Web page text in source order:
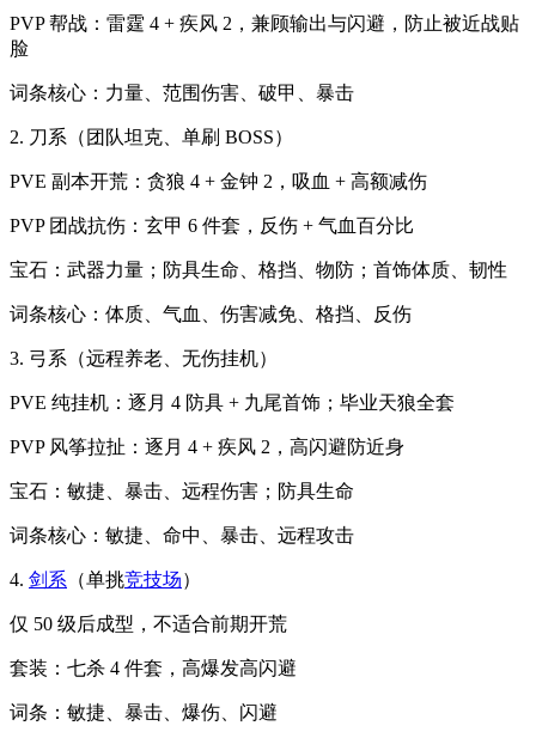
PVP 帮战：雷霆 4 + 疾风 2，兼顾输出与闪避，防止被近战贴
脸
词条核心：力量、范围伤害、破甲、暴击
2. 刀系（团队坦克、单刷 BOSS）
PVE 副本开荒：贪狼 4 + 金钟 2，吸血 + 高额减伤
PVP 团战抗伤：玄甲 6 件套，反伤 + 气血百分比
宝石：武器力量；防具生命、格挡、物防；首饰体质、韧性
词条核心：体质、气血、伤害减免、格挡、反伤
3. 弓系（远程养老、无伤挂机）
PVE 纯挂机：逐月 4 防具 + 九尾首饰；毕业天狼全套
PVP 风筝拉扯：逐月 4 + 疾风 2，高闪避防近身
宝石：敏捷、暴击、远程伤害；防具生命
词条核心：敏捷、命中、暴击、远程攻击
4. 剑系 （单挑竞技场）
仅 50 级后成型，不适合前期开荒
套装：七杀 4 件套，高爆发高闪避
词条：敏捷、暴击、爆伤、闪避